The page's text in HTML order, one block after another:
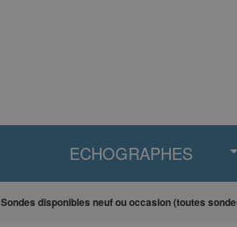
ECHOGRAPHES
Sondes disponibles neuf ou occasion (toutes